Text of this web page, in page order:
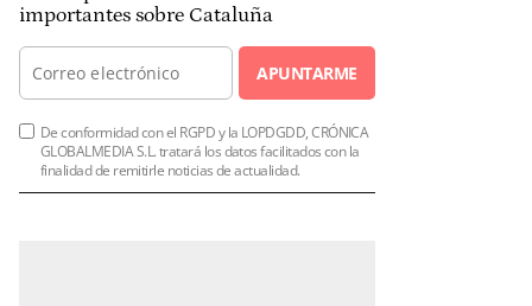
importantes sobre Cataluña
APUNTARME
De conformidad con el RGPD y la LOPDGDD, CRÓNICA
GLOBALMEDIA S.L. tratará los datos facilitados con la
finalidad de remitirle noticias de actualidad.